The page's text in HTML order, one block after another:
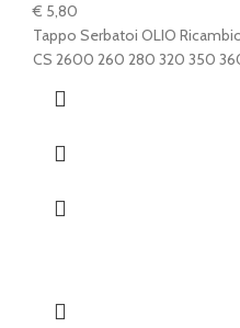
€ 5,80
Tappo Serbatoi OLIO
CS 2600 260 280 320 350